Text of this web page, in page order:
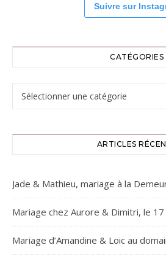
Suivre sur
CATÉGORIES
Catégories
ARTICLES
Jade & Mathieu, mariage à la
Mariage chez Aurore & Dimitri, le
Mariage d’Amandine & Loic au